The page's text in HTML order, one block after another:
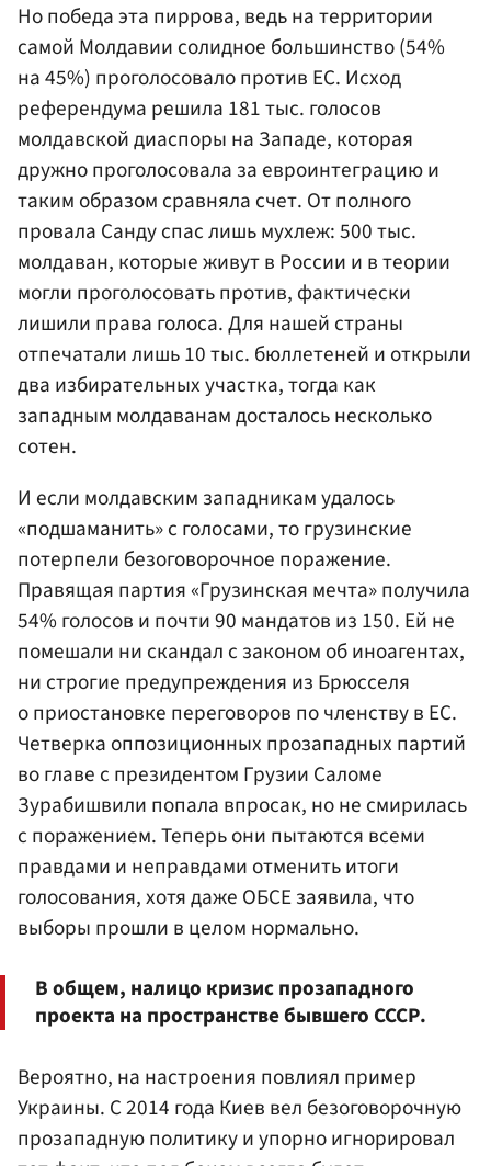
Но победа эта пиррова, ведь на территории
самой Молдавии солидное большинство (54%
на 45%) проголосовало против ЕС. Исход
референдума решила 181 тыс. голосов
молдавской диаспоры на Западе, которая
дружно проголосовала за евроинтеграцию и
таким образом сравняла счет. От полного
провала Санду спас лишь мухлеж: 500 тыс.
молдаван, которые живут в России и в теории
могли проголосовать против, фактически
лишили права голоса. Для нашей страны
отпечатали лишь 10 тыс. бюллетеней и открыли
два избирательных участка, тогда как
западным молдаванам досталось несколько
сотен.
И если молдавским западникам удалось
«подшаманить» с голосами, то грузинские
потерпели безоговорочное поражение.
Правящая партия «Грузинская мечта» получила
54% голосов и почти 90 мандатов из 150. Ей не
помешали ни скандал с законом об иноагентах,
ни строгие предупреждения из Брюсселя
о приостановке переговоров по членству в ЕС.
Четверка оппозиционных прозападных партий
во главе с президентом Грузии Саломе
Зурабишвили попала впросак, но не смирилась
с поражением. Теперь они пытаются всеми
правдами и неправдами отменить итоги
голосования, хотя даже ОБСЕ заявила, что
выборы прошли в целом нормально.
В общем, налицо кризис прозападного
проекта на пространстве бывшего СССР.
Вероятно, на настроения повлиял пример
Украины. С 2014 года Киев вел безоговорочную
прозападную политику и упорно игнорировал